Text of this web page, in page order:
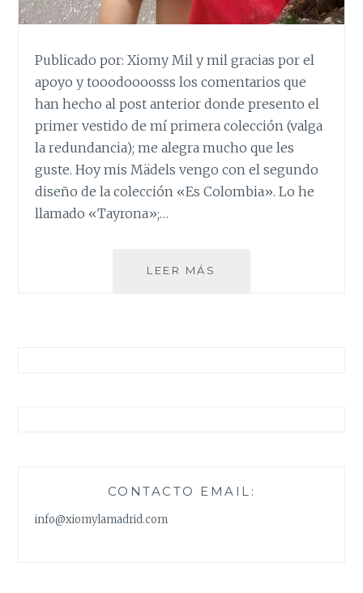
Publicado por: Xiomy Mil y mil gracias por el
apoyo y tooodoooosss los comentarios que
han hecho al post anterior donde presento el
primer vestido de mí primera colección (valga
la redundancia); me alegra mucho que les
guste. Hoy mis Mädels vengo con el segundo
diseño de la colección «Es Colombia». Lo he
llamado «Tayrona»;…
LEER MÁS
CONTACTO EMAIL:
info@xiomylamadrid.com